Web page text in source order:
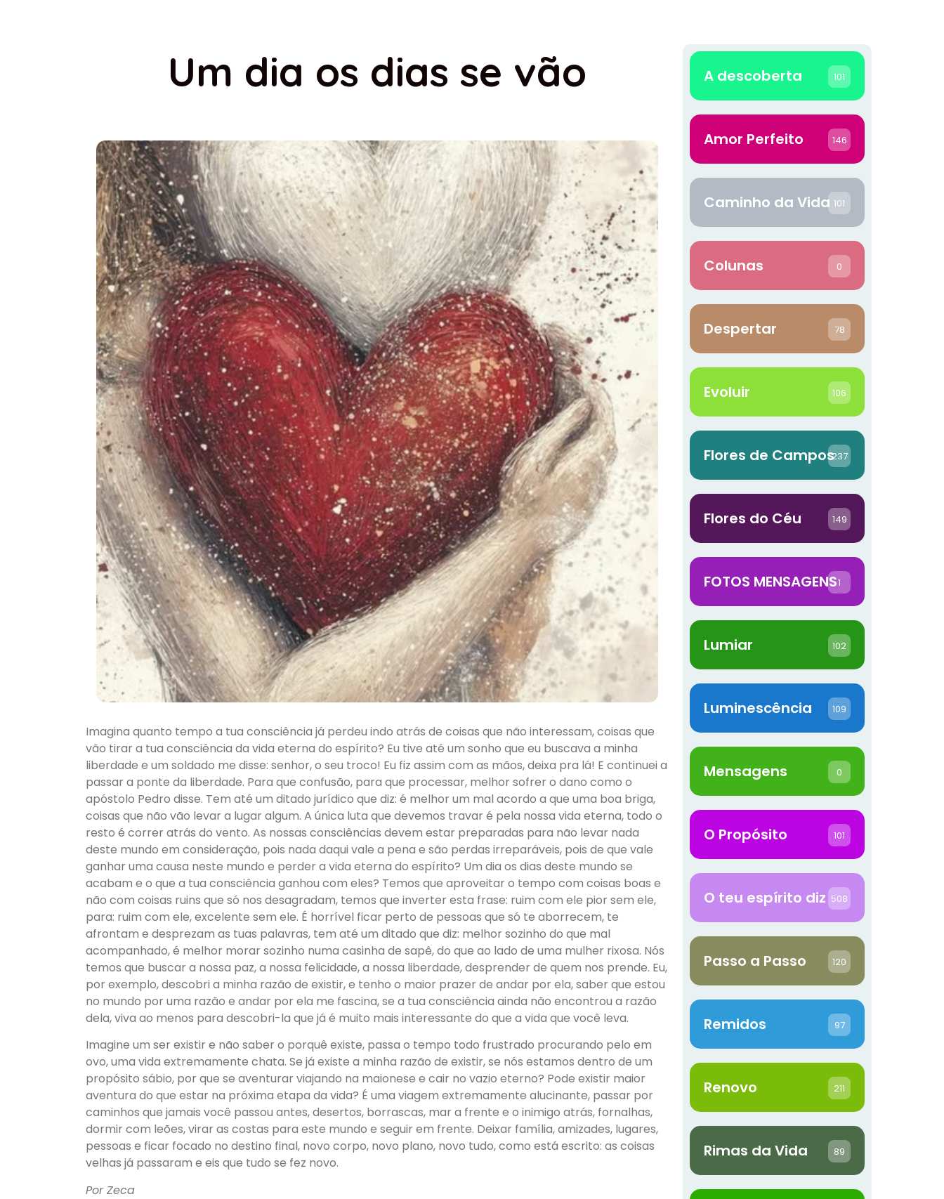
Um dia os dias se vão
Imagina quanto tempo a tua consciência já perdeu indo atrás de coisas que não interessam, coisas que
vão tirar a tua consciência da vida eterna do espírito? Eu tive até um sonho que eu buscava a minha
liberdade e um soldado me disse: senhor, o seu troco! Eu fiz assim com as mãos, deixa pra lá! E continuei a
passar a ponte da liberdade. Para que confusão, para que processar, melhor sofrer o dano como o
apóstolo Pedro disse. Tem até um ditado jurídico que diz: é melhor um mal acordo a que uma boa briga,
coisas que não vão levar a lugar algum. A única luta que devemos travar é pela nossa vida eterna, todo o
resto é correr atrás do vento. As nossas consciências devem estar preparadas para não levar nada
deste mundo em consideração, pois nada daqui vale a pena e são perdas irreparáveis, pois de que vale
ganhar uma causa neste mundo e perder a vida eterna do espírito? Um dia os dias deste mundo se
acabam e o que a tua consciência ganhou com eles? Temos que aproveitar o tempo com coisas boas e
não com coisas ruins que só nos desagradam, temos que inverter esta frase: ruim com ele pior sem ele,
para: ruim com ele, excelente sem ele. É horrível ficar perto de pessoas que só te aborrecem, te
afrontam e desprezam as tuas palavras, tem até um ditado que diz: melhor sozinho do que mal
acompanhado, é melhor morar sozinho numa casinha de sapê, do que ao lado de uma mulher rixosa. Nós
temos que buscar a nossa paz, a nossa felicidade, a nossa liberdade, desprender de quem nos prende. Eu,
por exemplo, descobri a minha razão de existir, e tenho o maior prazer de andar por ela, saber que estou
no mundo por uma razão e andar por ela me fascina, se a tua consciência ainda não encontrou a razão
dela, viva ao menos para descobri-la que já é muito mais interessante do que a vida que você leva.
Imagine um ser existir e não saber o porquê existe, passa o tempo todo frustrado procurando pelo em
ovo, uma vida extremamente chata. Se já existe a minha razão de existir, se nós estamos dentro de um
propósito sábio, por que se aventurar viajando na maionese e cair no vazio eterno? Pode existir maior
aventura do que estar na próxima etapa da vida? É uma viagem extremamente alucinante, passar por
caminhos que jamais você passou antes, desertos, borrascas, mar a frente e o inimigo atrás, fornalhas,
dormir com leões, virar as costas para este mundo e seguir em frente. Deixar família, amizades, lugares,
pessoas e ficar focado no destino final, novo corpo, novo plano, novo tudo, como está escrito: as coisas
velhas já passaram e eis que tudo se fez novo.
Por Zeca
A descoberta 101
Amor Perfeito 146
Caminho da Vida 101
Colunas 0
Despertar 78
Evoluir 106
Flores de Campos237
Flores do Céu 149
FOTOS MENSAGENS1
Lumiar 102
Luminescência 109
Mensagens 0
O Propósito 101
O teu espírito diz 508
Passo a Passo 120
Remidos 97
Renovo 211
Rimas da Vida 89